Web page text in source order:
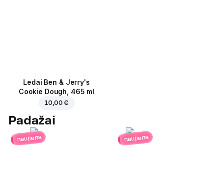
Ledai Ben & Jerry's
Cookie Dough, 465 ml
10,00 €
Padažai
naujiena naujiena